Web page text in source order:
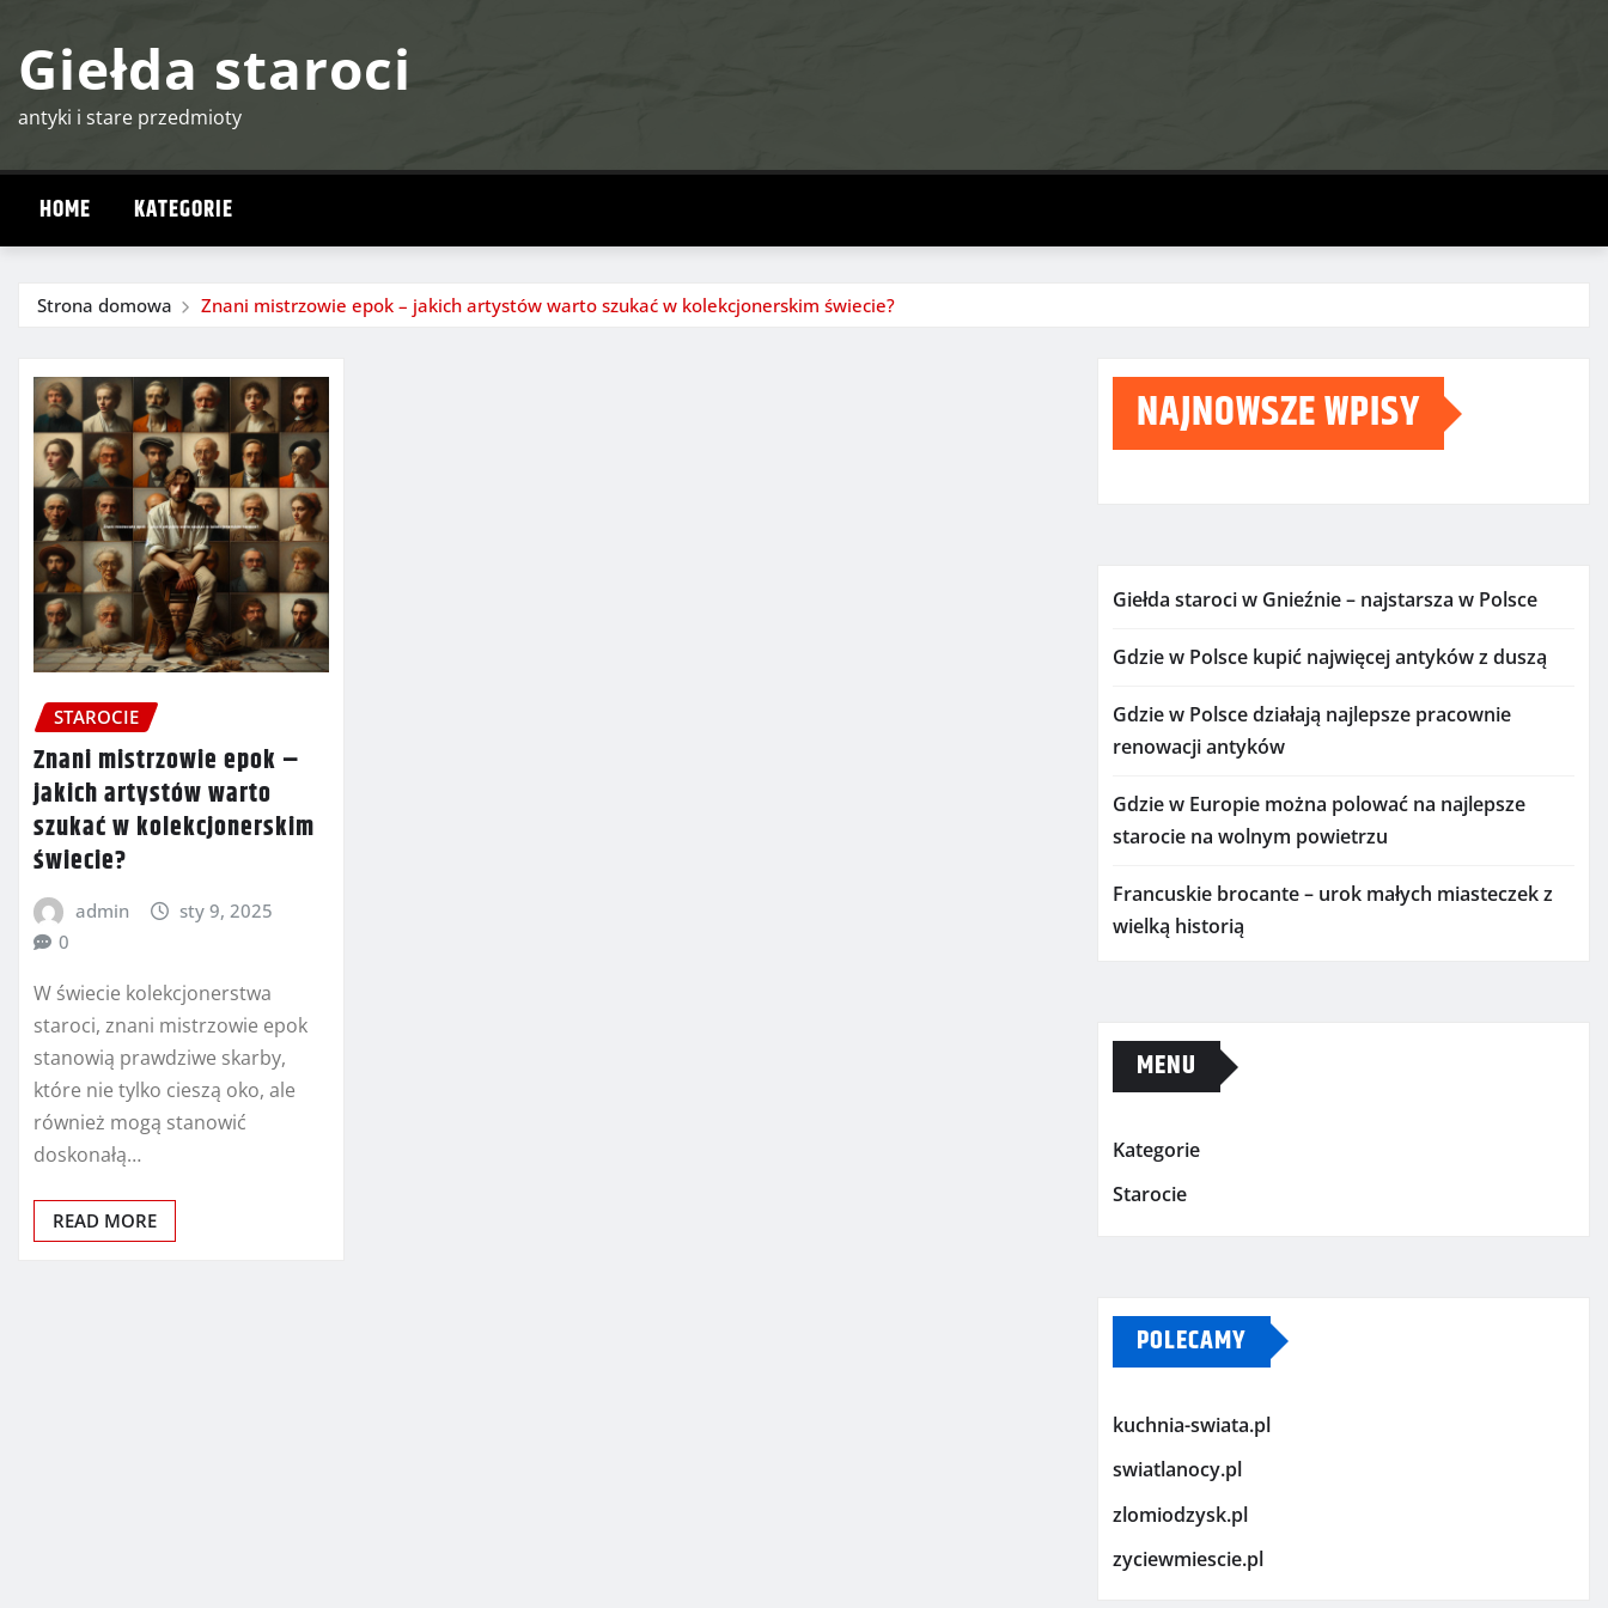
treściGiełda staroci
antyki i stare przedmioty
HOME KATEGORIE
Strona domowa Znani mistrzowie epok – jakich artystów warto szukać w kolekcjonerskim świecie?
STAROCIE
Znani mistrzowie epok –
jakich artystów warto
szukać w kolekcjonerskim
świecie?
admin
sty 9, 2025
0
W świecie kolekcjonerstwa
staroci, znani mistrzowie epok
stanowią prawdziwe skarby,
które nie tylko cieszą oko, ale
również mogą stanowić
doskonałą…
READ MORE
NAJNOWSZE WPISY
Giełda staroci w Gnieźnie – najstarsza w Polsce
Gdzie w Polsce kupić najwięcej antyków z duszą
Gdzie w Polsce działają najlepsze pracownie
renowacji antyków
Gdzie w Europie można polować na najlepsze
starocie na wolnym powietrzu
Francuskie brocante – urok małych miasteczek z
wielką historią
MENU
Kategorie
Starocie
POLECAMY
kuchnia-swiata.pl
swiatlanocy.pl
zlomiodzysk.pl
zyciewmiescie.pl